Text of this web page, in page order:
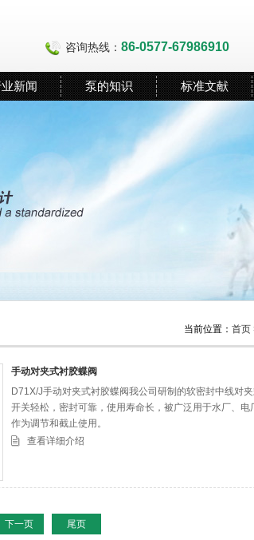
咨询热线： 86-0577-67986910
新闻 泵的知识 标准文献
当前位置： 首页
手动对夹式衬胶蝶阀
D71X/J手动对夹式衬胶蝶阀我公司研制的软密封中线对
开关轻松，密封可靠，使用寿命长，被广泛用于水厂、
作为调节和截止使用。
查看详细介绍
下一页 尾页